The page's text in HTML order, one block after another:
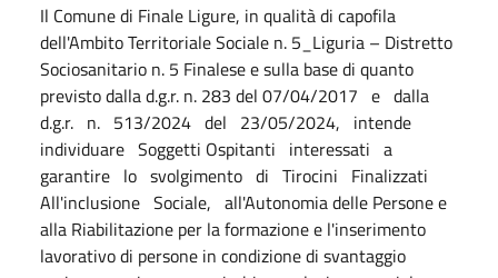
Il Comune di Finale Ligure, in qualità di capofila
dell'Ambito Territoriale Sociale n. 5_Liguria – Distretto
Sociosanitario n. 5 Finalese e sulla base di quanto
previsto dalla d.g.r. n. 283 del 07/04/2017 e dalla
d.g.r. n. 513/2024 del 23/05/2024, intende
individuare Soggetti Ospitanti interessati a
garantire lo svolgimento di Tirocini Finalizzati
All'inclusione Sociale, all'Autonomia delle Persone e
alla Riabilitazione per la formazione e l'inserimento
lavorativo di persone in condizione di svantaggio